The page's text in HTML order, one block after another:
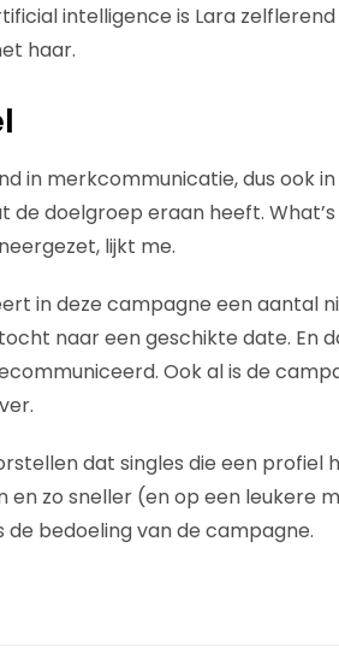
intelligence is Lara
haar.
in merkcommunicatie, dus ook
doelgroep eraan heeft.
lijkt me.
in deze campagne een aantal
naar een geschikte date. En
Ook al is de
dat singles die een profiel
en zo sneller (en op een leukere
de bedoeling van de campagne.